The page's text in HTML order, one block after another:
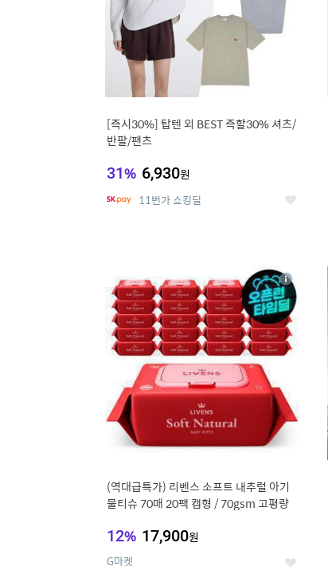
[즉시30%] 탑텐 외 BEST 즉할30% 셔츠/
반팔/팬츠
31% 6,930원
11번가 쇼킹딜 좋
(역대급특가) 리벤스 소프트 내추럴 아기
물티슈 70매 20팩 캡형 / 70gsm 고평량
12% 17,900원
G마켓 좋
상
세